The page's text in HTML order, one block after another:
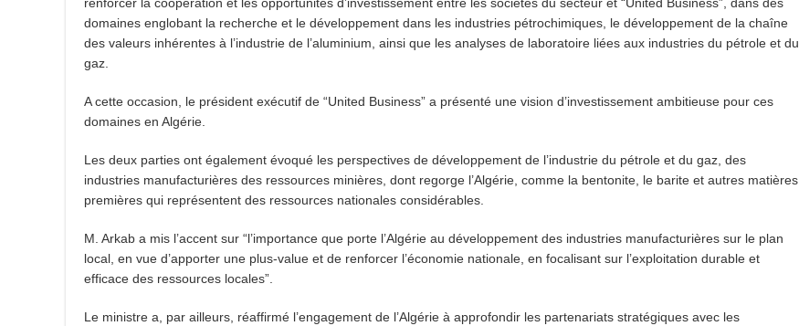
renforcer la coopération et les opportunités d’investissement entre les sociétés du secteur et “United Business”, dans des
domaines englobant la recherche et le développement dans les industries pétrochimiques, le développement de la chaîne
des valeurs inhérentes à l’industrie de l’aluminium, ainsi que les analyses de laboratoire liées aux industries du pétrole et du
gaz.
A cette occasion, le président exécutif de “United Business” a présenté une vision d’investissement ambitieuse pour ces
domaines en Algérie.
Les deux parties ont également évoqué les perspectives de développement de l’industrie du pétrole et du gaz, des
industries manufacturières des ressources minières, dont regorge l’Algérie, comme la bentonite, le barite et autres matières
premières qui représentent des ressources nationales considérables.
M. Arkab a mis l’accent sur “l’importance que porte l’Algérie au développement des industries manufacturières sur le plan
local, en vue d’apporter une plus-value et de renforcer l’économie nationale, en focalisant sur l’exploitation durable et
efficace des ressources locales”.
Le ministre a, par ailleurs, réaffirmé l’engagement de l’Algérie à approfondir les partenariats stratégiques avec les